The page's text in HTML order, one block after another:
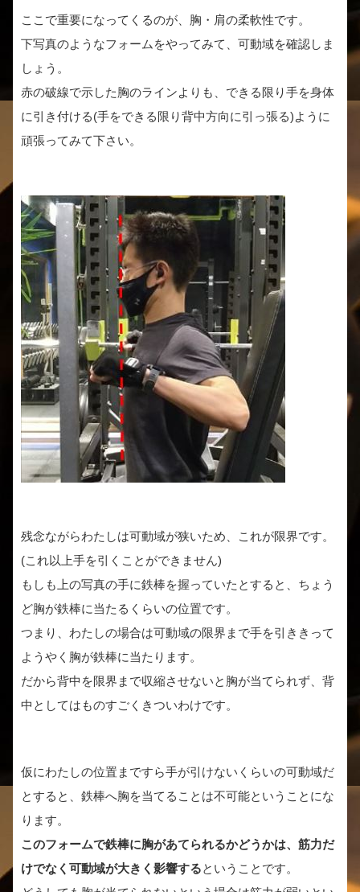
ここで重要になってくるのが、胸・肩の柔軟性です。
下写真のようなフォームをやってみて、可動域を確認しま
しょう。
赤の破線で示した胸のラインよりも、できる限り手を身体
に引き付ける(手をできる限り背中方向に引っ張る)ように
頑張ってみて下さい。
残念ながらわたしは可動域が狭いため、これが限界です。
(これ以上手を引くことができません)
もしも上の写真の手に鉄棒を握っていたとすると、ちょう
ど胸が鉄棒に当たるくらいの位置です。
つまり、わたしの場合は可動域の限界まで手を引ききって
ようやく胸が鉄棒に当たります。
だから背中を限界まで収縮させないと胸が当てられず、背
中としてはものすごくきついわけです。
仮にわたしの位置まですら手が引けないくらいの可動域だ
とすると、鉄棒へ胸を当てることは不可能ということにな
ります。
このフォームで鉄棒に胸があてられるかどうかは、筋力だ
けでなく可動域が大きく影響するということです。